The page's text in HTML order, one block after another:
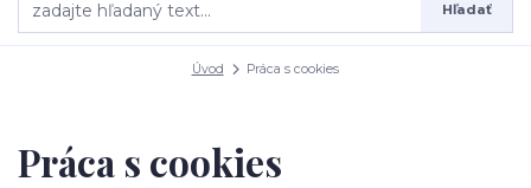
Hľadať
Úvod Práca s cookies
Práca s cookies